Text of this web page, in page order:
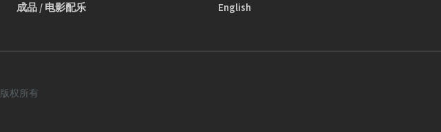
成品 / 电影配乐
English
权所有